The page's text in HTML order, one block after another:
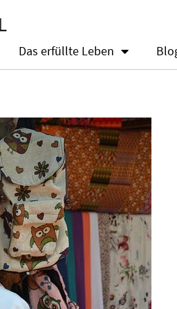
Das erfüllte Leben